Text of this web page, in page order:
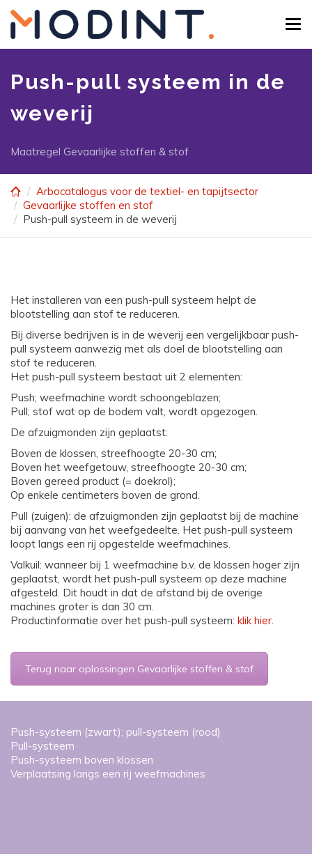
main
content
Push-pull systeem in de
weverij
Maatregel Gevaarlijke stoffen & stof
Arbocatalogus voor de textiel- en tapijtsector
Gevaarlijke stoffen en stof
Push-pull systeem in de weverij
Het installeren van een push-pull systeem helpt de
blootstelling aan stof te reduceren.
Bij diverse bedrijven is in de weverij een vergelijkbaar push-
pull systeem aanwezig met als doel de blootstelling aan
stof te reduceren.
Het push-pull systeem bestaat uit 2 elementen:
Push; weefmachine wordt schoongeblazen;
Pull; stof wat op de bodem valt, wordt opgezogen.
De afzuigmonden zijn geplaatst:
Boven de klossen, streefhoogte 20-30 cm;
Boven het weefgetouw, streefhoogte 20-30 cm;
Boven gereed product (= doekrol);
Op enkele centimeters boven de grond.
Pull (zuigen): de afzuigmonden zijn geplaatst bij de machine
bij aanvang van het weefgedeelte. Het push-pull systeem
loopt langs een rij opgestelde weefmachines.
Valkuil: wanneer bij 1 weefmachine b.v. de klossen hoger zijn
geplaatst, wordt het push-pull systeem op deze machine
afgesteld. Dit houdt in dat de afstand bij de overige
machines groter is dan 30 cm.
Productinformatie over het push-pull systeem: klik hier.
Terug naar oplossingen Gevaarlijke stoffen & stof
Push-systeem (zwart); pull-systeem (rood)
Pull-systeem
Push-systeem boven klossen
Verplaatsing langs een rij weefmachines